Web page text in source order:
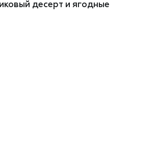
десерт и ягодные